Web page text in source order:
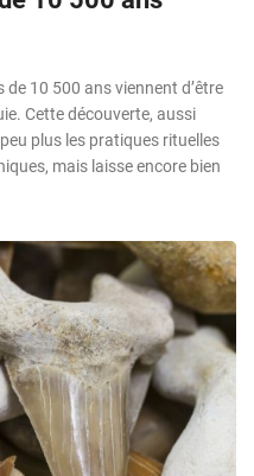
10 500 ans viennent d’être
Cette découverte, aussi
plus les pratiques rituelles
mais laisse encore bien